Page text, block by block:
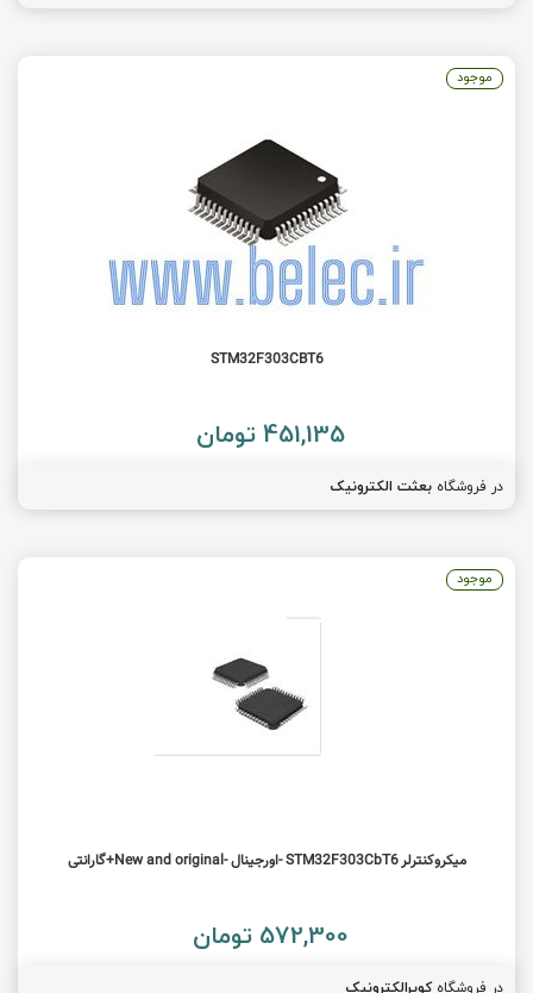
STM32F303CBT6
451,135 تومان
در فروشگاه بعثت الکترونیک
موجود
میکروکنترلر STM32F303CbT6 -اورجینال -New and original+گارانتی
572,300 تومان
در فروشگاهکویرالکترونیک
موجود